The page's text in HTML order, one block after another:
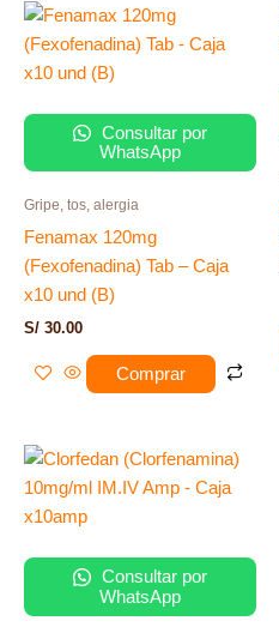
Consultar por
WhatsApp
Gripe, tos, alergia
Fenamax 120mg
(Fexofenadina) Tab – Caja
x10 und (B)
S/ 30.00
Comprar
Consultar por
WhatsApp